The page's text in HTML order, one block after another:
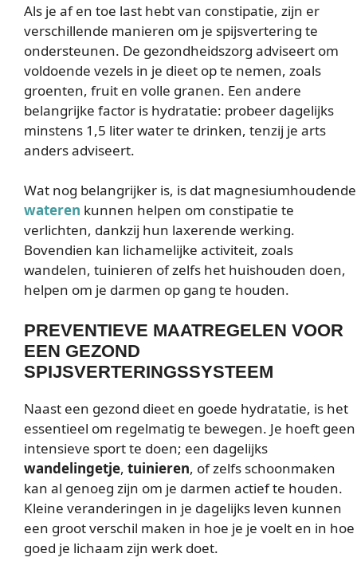
Als je af en toe last hebt van constipatie, zijn er
verschillende manieren om je spijsvertering te
ondersteunen. De gezondheidszorg adviseert om
voldoende vezels in je dieet op te nemen, zoals
groenten, fruit en volle granen. Een andere
belangrijke factor is hydratatie: probeer dagelijks
minstens 1,5 liter water te drinken, tenzij je arts
anders adviseert.
Wat nog belangrijker is, is dat magnesiumhoudende
wateren kunnen helpen om constipatie te
verlichten, dankzij hun laxerende werking.
Bovendien kan lichamelijke activiteit, zoals
wandelen, tuinieren of zelfs het huishouden doen,
helpen om je darmen op gang te houden.
PREVENTIEVE MAATREGELEN VOOR
EEN GEZOND
SPIJSVERTERINGSSYSTEEM
Naast een gezond dieet en goede hydratatie, is het
essentieel om regelmatig te bewegen. Je hoeft geen
intensieve sport te doen; een dagelijks
wandelingetje, tuinieren, of zelfs schoonmaken
kan al genoeg zijn om je darmen actief te houden.
Kleine veranderingen in je dagelijks leven kunnen
een groot verschil maken in hoe je je voelt en in hoe
goed je lichaam zijn werk doet.